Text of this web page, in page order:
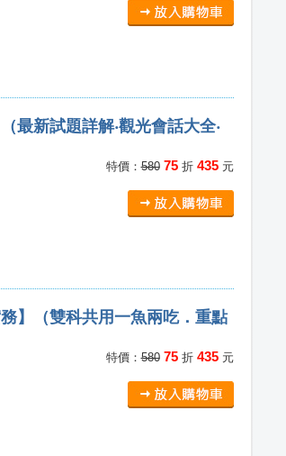
最新試題詳解‧觀光會話大全‧
特價：58075折 435元
】（雙科共用一魚兩吃．重點
特價：58075折 435元